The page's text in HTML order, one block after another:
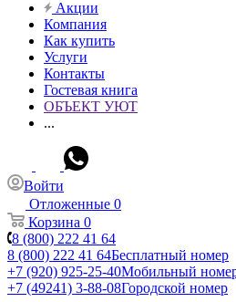
Акции
Компания
Как купить
Услуги
Контакты
Гостевая книга
ОБЪЕКТ УЮТ
...
Войти
Отложенные 0
Корзина 0
8 (800) 222 41 64
8 (800) 222 41 64Бесплатный номер
+7 (920) 925-25-40Мобильный
+7 (49241) 3-88-08Городской номер